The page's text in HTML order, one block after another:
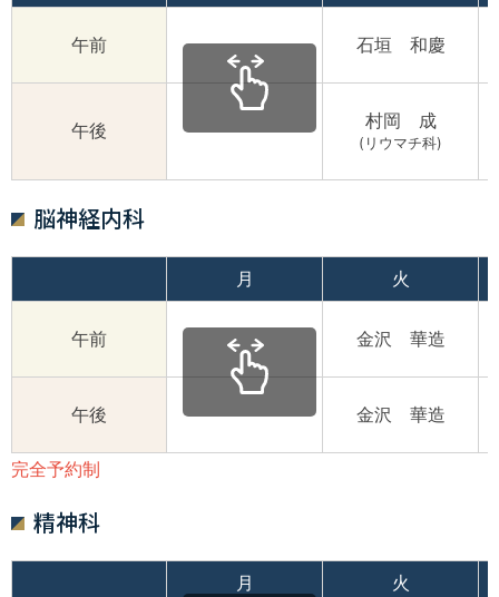
午前 石垣 和慶
午後 村岡 成
(リウマチ科)
脳神経内科
月 火
午前 金沢 華造
午後 金沢 華造
完全予約制
精神科
月 火